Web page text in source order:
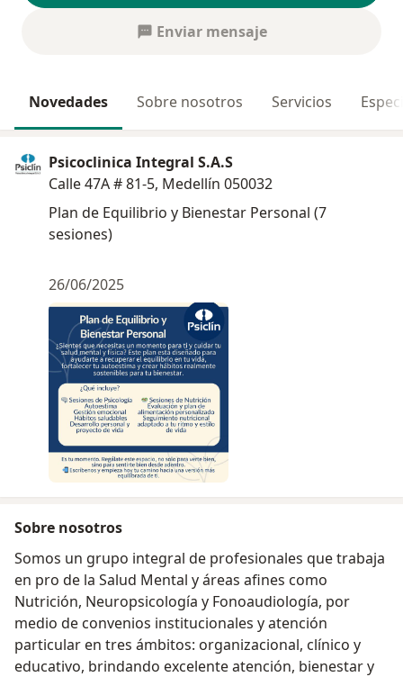
Enviar mensaje
Novedades Sobre nosotros Servicios
Psicoclinica Integral S.A.S
Calle 47A # 81-5, Medellín 050032
Plan de Equilibrio y Bienestar Personal (7
sesiones)
26/06/2025
Sobre nosotros
Somos un grupo integral de profesionales que trabaja
en pro de la Salud Mental y áreas afines como
Nutrición, Neuropsicología y Fonoaudiología, por
medio de convenios institucionales y atención
particular en tres ámbitos: organizacional, clínico y
educativo, brindando excelente atención, bienestar y